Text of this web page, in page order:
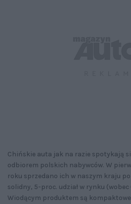
Chińskie auta jak na razie spotykają
odbiorem polskich nabywców. W
roku sprzedano ich w naszym kraju
solidny, 5-proc. udział w rynku
Wiodącym produktem są kompaktowe